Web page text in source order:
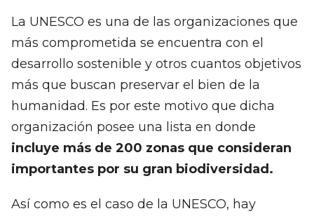
La UNESCO es una de las organizaciones que
más comprometida se encuentra con el
desarrollo sostenible y otros cuantos objetivos
más que buscan preservar el bien de la
humanidad. Es por este motivo que dicha
organización posee una lista en donde
incluye más de 200 zonas que consideran
importantes por su gran biodiversidad.
Así como es el caso de la UNESCO, hay